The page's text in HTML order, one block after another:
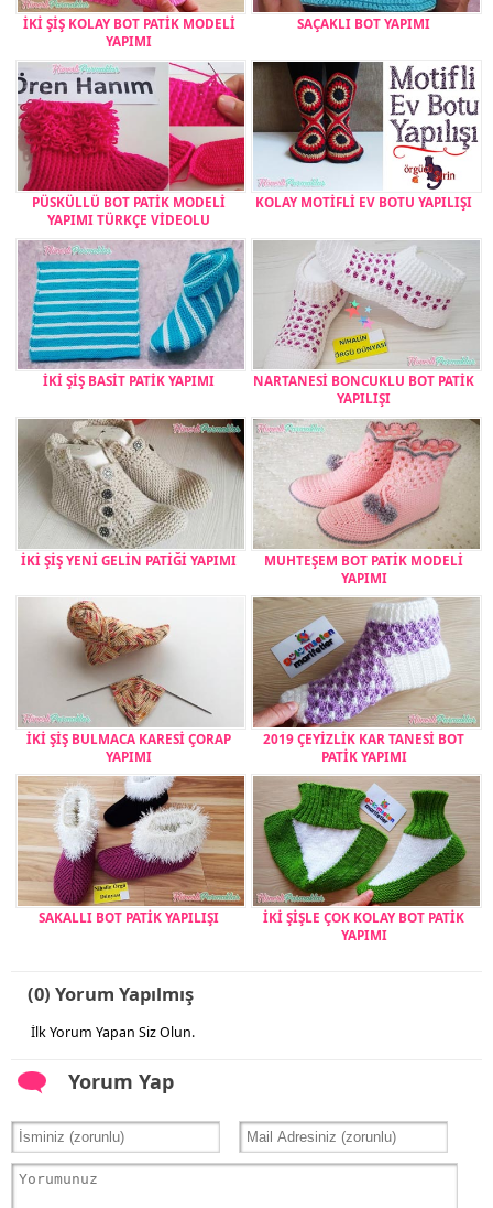
İKİ ŞİŞ KOLAY BOT PATİK MODELİ
YAPIMI
SAÇAKLI BOT YAPIMI
PÜSKÜLLÜ BOT PATİK MODELİ
YAPIMI TÜRKÇE VİDEOLU
KOLAY MOTİFLİ EV BOTU YAPILIŞI
İKİ ŞİŞ BASİT PATİK YAPIMI
NARTANESİ BONCUKLU BOT PATİK
YAPILIŞI
İKİ ŞİŞ YENİ GELİN PATİĞİ YAPIMI
MUHTEŞEM BOT PATİK MODELİ
YAPIMI
İKİ ŞİŞ BULMACA KARESİ ÇORAP
YAPIMI
2019 ÇEYİZLİK KAR TANESİ BOT
PATİK YAPIMI
SAKALLI BOT PATİK YAPILIŞI
İKİ ŞİŞLE ÇOK KOLAY BOT PATİK
YAPIMI
(0) Yorum Yapılmış
İlk Yorum Yapan Siz Olun.
Yorum Yap